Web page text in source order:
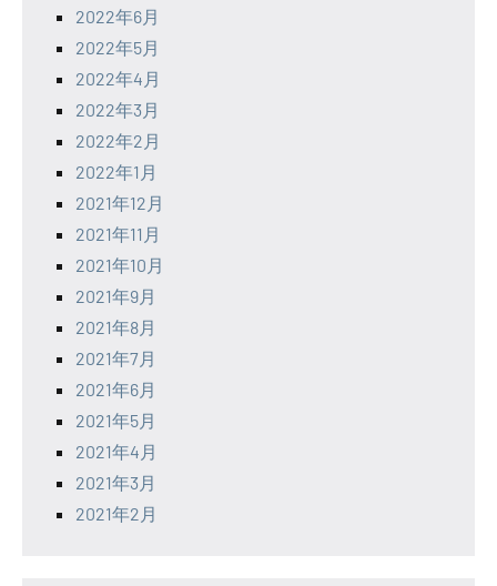
2022年6月
2022年5月
2022年4月
2022年3月
2022年2月
2022年1月
2021年12月
2021年11月
2021年10月
2021年9月
2021年8月
2021年7月
2021年6月
2021年5月
2021年4月
2021年3月
2021年2月